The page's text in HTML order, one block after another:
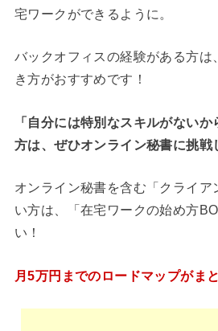
宅ワークができるように。
バックオフィスの経験がある方は
き方がおすすめです！
「自分には特別なスキルがない
方は、ぜひオンライン秘書に挑戦
オンライン秘書を含む「クライア
い方は、「在宅ワークの始め方
い！
月5万円までのロードマップがま